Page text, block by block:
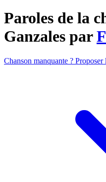
Paroles de la
Ganzales par
Chanson manquante ? Proposer